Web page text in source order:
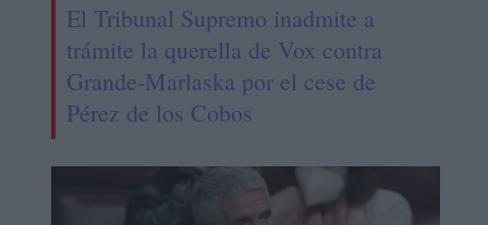
El Tribunal Supremo inadmite a
trámite la querella de Vox contra
Grande-Marlaska por el cese de
Pérez de los Cobos